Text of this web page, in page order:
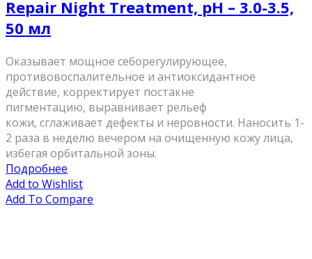
Repair Night Treatment, pН – 3.0-3.5,
50 мл
Оказывает мощное себорегулирующее,
противовоспалительное и антиоксидантное
действие, корректирует постакне
пигментацию, выравнивает рельеф
кожи, сглаживает дефекты и неровности. Наносить 1-
2 раза в неделю вечером на очищенную кожу лица,
избегая орбитальной зоны.
Подробнее
Add to Wishlist
Add To Compare